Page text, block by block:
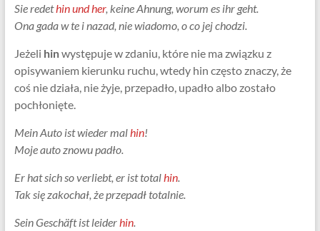
Sie redethin und her, keine Ahnung, worum es ihr geht.
Ona gada w te i nazad, nie wiadomo, o co jej chodzi.
Jeżeli hinwystępuje w zdaniu, które nie ma związku z
opisywaniem kierunku ruchu, wtedy hin często znaczy, że
coś nie działa, nie żyje, przepadło, upadło albo zostało
pochłonięte.
Mein Auto ist wieder malhin!
Moje auto znowu padło.
Er hat sich so verliebt, er ist totalhin.
Tak się zakochał, że przepadł totalnie.
Sein Geschäft ist leiderhin.